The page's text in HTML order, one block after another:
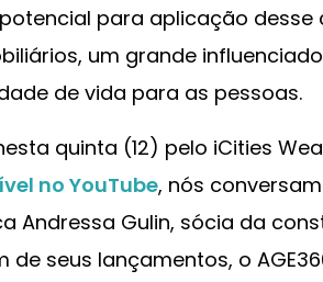
para aplicação desse
um grande
de vida para as pessoas.
quinta (12) pelo iCities
no YouTube, nós
Andressa Gulin, sócia da
de seus lançamentos, o